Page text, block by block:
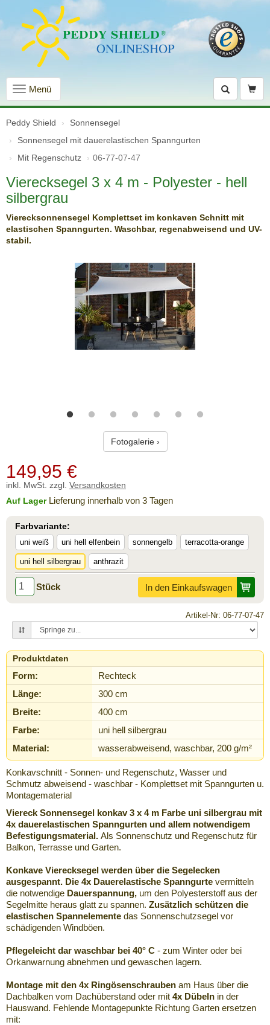
Navigation
einblenden
Menü
Peddy Shield
Sonnensegel
Sonnensegel mit dauer­elastischen Spanngurten
Mit Regenschutz
06-77-07-47
Vierecksegel 3 x 4 m - Polyester - hell
silbergrau
Vierecksonnensegel Komplettset im konkaven Schnitt mit
elastischen Spanngurten. Waschbar, regenabweisend und UV-
stabil.
Fotogalerie ›
149,95 €
inkl. MwSt. zzgl. Versandkosten
Auf LagerLieferung innerhalb von 3 Tagen
Farbvariante:
uni weiß uni hell elfenbein sonnengelb terracotta-orange
uni hell silbergrau anthrazit
Stück In den Einkaufswagen
Artikel-Nr: 06-77-07-47
Produktdaten
Form:
Rechteck
Länge:
300 cm
Breite:
400 cm
Farbe:
uni hell silbergrau
Material:
wasserabweisend, waschbar, 200 g/m²
Konkavschnitt - Sonnen- und Regenschutz, Wasser und
Schmutz abweisend - waschbar - Komplettset mit Spanngurten u.
Montagematerial
Viereck Sonnensegel konkav 3 x 4 m Farbe uni silbergrau mit
4x dauerelastischen Spanngurten und allem notwendigem
Befestigungsmaterial. Als Sonnenschutz und Regenschutz für
Balkon, Terrasse und Garten.
Konkave Vierecksegel werden über die Segelecken
ausgespannt. Die 4x Dauerelastische Spanngurte vermitteln
die notwendige Dauerspannung, um den Polyesterstoff aus der
Segelmitte heraus glatt zu spannen. Zusätzlich schützen die
elastischen Spannelemente das Sonnenschutzsegel vor
schädigenden Windböen.
Pflegeleicht dar waschbar bei 40° C - zum Winter oder bei
Orkanwarnung abnehmen und gewaschen lagern.
Montage mit den 4x Ringösenschrauben am Haus über die
Dachbalken vom Dachüberstand oder mit 4x Dübeln in der
Hauswand. Fehlende Montagepunkte Richtung Garten ersetzen
mit: